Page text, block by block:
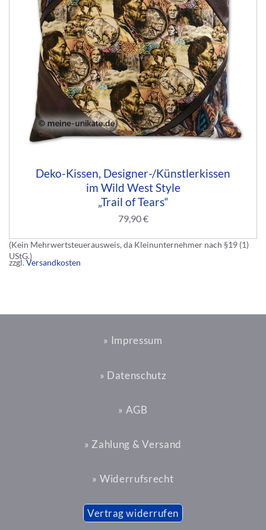
Deko-Kissen, Designer-/Künstlerkissen
im Wild West Style
„Trail of Tears“
79,90€
(Kein Mehrwertsteuerausweis, da Kleinunternehmer nach §19 (1)
UStG.)
zzgl.Versandkosten
» Impressum
» Datenschutz
» AGB
» Zahlung & Versand
» Widerrufsrecht
Vertrag widerrufen